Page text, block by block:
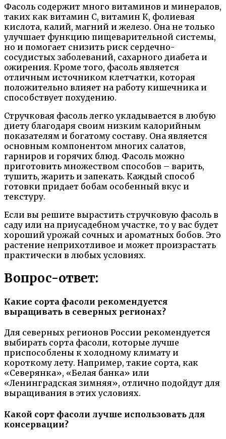
Фасоль содержит много витаминов и минералов,
таких как витамин С, витамин К, фолиевая
кислота, калий, магний и железо. Она не только
улучшает функцию пищеварительной системы,
но и помогает снизить риск сердечно-
сосудистых заболеваний, сахарного диабета и
ожирения. Кроме того, фасоль является
отличным источником клетчатки, которая
положительно влияет на работу кишечника и
способствует похудению.
Стручковая фасоль легко укладывается в любую
диету благодаря своим низким калорийным
показателям и богатому составу. Она является
основным компонентом многих салатов,
гарниров и горячих блюд. Фасоль можно
приготовить множеством способов – варить,
тушить, жарить и запекать. Каждый способ
готовки придает бобам особенный вкус и
текстуру.
Если вы решите вырастить стручковую фасоль в
саду или на приусадебном участке, то у вас будет
хороший урожай сочных и ароматных бобов. Это
растение неприхотливое и может произрастать
практически в любых условиях.
Вопрос-ответ:
Какие сорта фасоли рекомендуется
выращивать в северных регионах?
Для северных регионов России рекомендуется
выбирать сорта фасоли, которые лучше
приспособлены к холодному климату и
короткому лету. Например, такие сорта, как
«Северянка», «Белая банка» или
«Ленинградская зимняя», отлично подойдут для
выращивания в этих условиях.
Какой сорт фасоли лучше использовать для
консервации?